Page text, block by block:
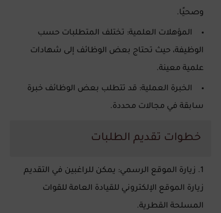
وصحيًا.
المؤهلات العلمية: تختلف المتطلبات حسب
الوظيفة، حيث تحتاج بعض الوظائف إلى شهادات
علمية معينة.
الخبرة العملية: قد تتطلب بعض الوظائف خبرة
سابقة في مجالات محددة.
خطوات تقديم الطلبات
زيارة الموقع الرسمي: يمكن للراغبين في التقديم
زيارة الموقع الإلكتروني للقيادة العامة للقوات
المسلحة القطرية.